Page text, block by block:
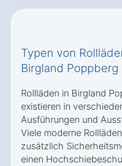
Typen von
Birgland Poppberg
Rollläden in Birgland
existieren in
Ausführungen und
Viele moderne
zusätzlich
einen